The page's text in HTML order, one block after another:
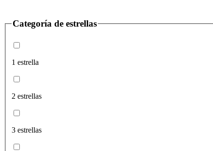
Categoría de estrellas
1 estrella
2 estrellas
3 estrellas